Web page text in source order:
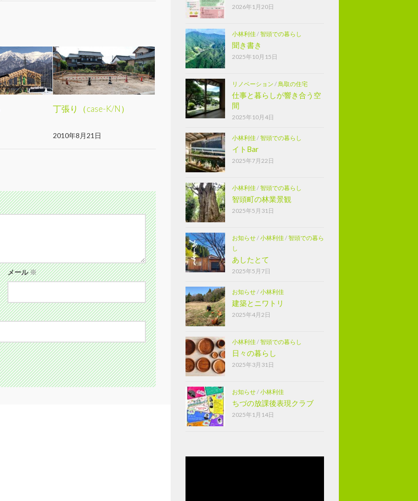
丁張り（case-K/N）
2010年8月21日
メール※
2026年1月20日
小林利佳/智頭での暮らし
聞き書き
2025年10月15日
リノベーション / 鳥取の住宅
仕事と暮らしが響き合う空
間
2025年10月4日
小林利佳/智頭での暮らし
イトBar
2025年7月22日
小林利佳/智頭での暮らし
智頭町の林業景観
2025年5月31日
お知らせ/小林利佳/智頭での暮ら
し
あしたとて
2025年5月7日
お知らせ/小林利佳
建築とニワトリ
2025年4月2日
小林利佳/智頭での暮らし
日々の暮らし
2025年3月31日
お知らせ/小林利佳
ちづの放課後表現クラブ
2025年1月14日